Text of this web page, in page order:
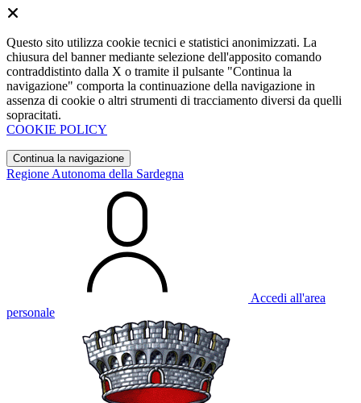
Questo sito utilizza cookie tecnici e statistici anonimizzati. La
chiusura del banner mediante selezione dell'apposito comando
contraddistinto dalla X o tramite il pulsante "Continua la
navigazione" comporta la continuazione della navigazione in
assenza di cookie o altri strumenti di tracciamento diversi da quelli
sopracitati.
COOKIE POLICY
Continua la navigazione
Regione Autonoma della Sardegna
Accedi all'area
personale